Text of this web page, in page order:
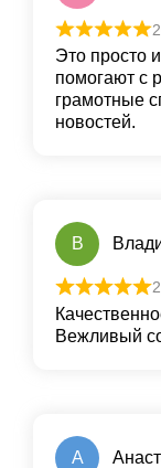
Это просто
помогают с
грамотные
новостей.
В
Вежливый
А